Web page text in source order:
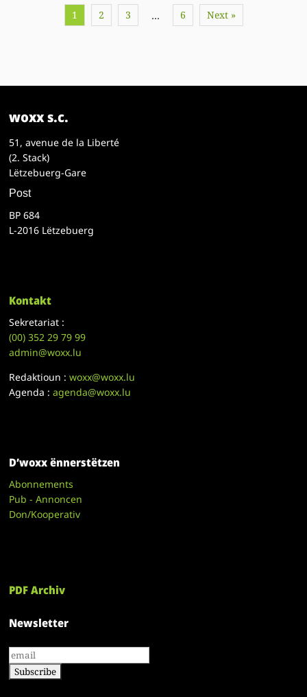
1 2 3 … 6 Next »
woxx s.c.
51, avenue de la Liberté
(2. Stack)
Lëtzebuerg-Gare
Post
BP 684
L-2016 Lëtzebuerg
Kontakt
Sekretariat :
(00)352 29 79 99
admin@woxx.lu
Redaktioun :woxx@woxx.lu
Agenda :agenda@woxx.lu
D’woxx ënnerstëtzen
Abonnements
Pub - Annoncen
Don/Kooperativ
PDF Archiv
Newsletter